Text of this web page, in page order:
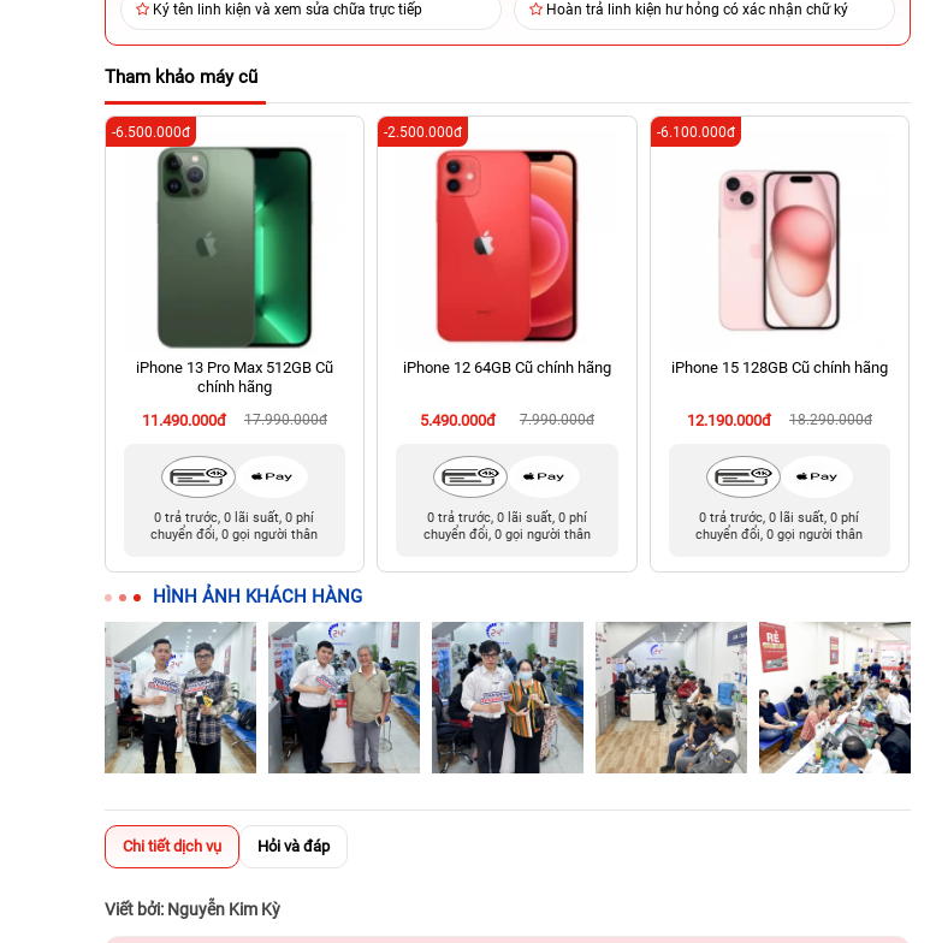
Ký tên linh kiện và xem sửa chữa trực tiếp Hoàn trả linh kiện hư hỏng có xác nhận chữ ký
Tham khảo máy cũ
iPhone 13 Pro Max 512GB Cũ
chính hãng
11.490.000đ
17.990.000đ
-6.500.000đ
0 trả trước, 0 lãi suất, 0 phí
chuyển đổi, 0 gọi người thân
iPhone 12 64GB Cũ chính hãng
5.490.000đ 7.990.000đ
-2.500.000đ
0 trả trước, 0 lãi suất, 0 phí
chuyển đổi, 0 gọi người thân
iPhone 15 128GB Cũ chính hãng
12.190.000đ 18.290.000đ
-6.100.000đ
0 trả trước, 0 lãi suất, 0 phí
chuyển đổi, 0 gọi người thân
HÌNH ẢNH KHÁCH HÀNG
Chi tiết dịch vụ Hỏi và đáp
Viết bởi: Nguyễn Kim Kỳ